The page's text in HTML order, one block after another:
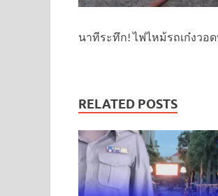
นาทีระทึก! ไฟไหม้รถเก๋งวอ
RELATED POSTS